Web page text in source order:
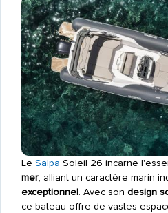
Le Salpa Soleil 26 incarne
mer, alliant un caractère marin
exceptionnel. Avec son design
ce bateau offre de vastes